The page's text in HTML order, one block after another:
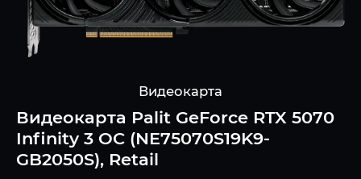
Видеокарта
Видеокарта Palit GeForce RTX 5070
Infinity 3 OC (NE75070S19K9-
GB2050S), Retail